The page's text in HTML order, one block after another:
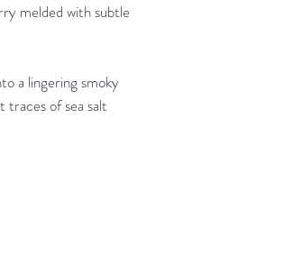
melded with subtle
a lingering smoky
traces of sea salt